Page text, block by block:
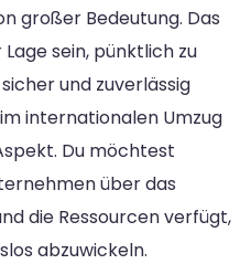
großer Bedeutung. Das
sein, pünktlich zu
sicher und zuverlässig
internationalen Umzug
Du möchtest
über das
die Ressourcen verfügt,
abzuwickeln.